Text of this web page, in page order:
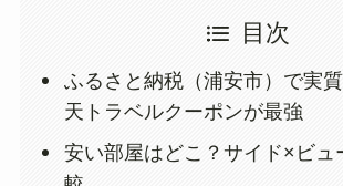
目次
ふるさと納税（浦安市）で実
天トラベルクーポンが最強
安い部屋はどこ？サイド×ビュ